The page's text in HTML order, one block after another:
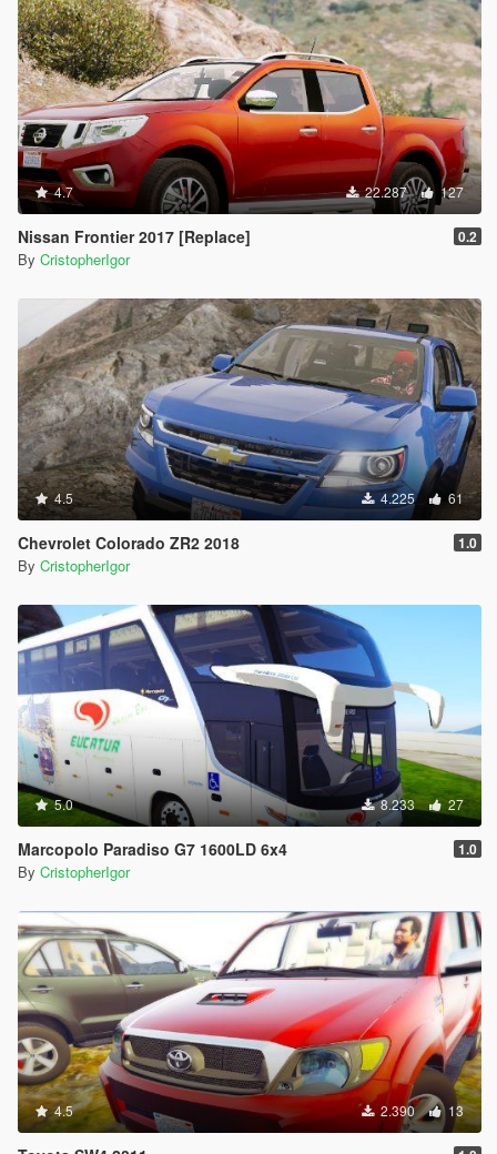
4.7 22.287 127
Nissan Frontier 2017 [Replace] 0.2
By CristopherIgor
4.5 4.225 61
Chevrolet Colorado ZR2 2018 1.0
By CristopherIgor
5.0 8.233 27
Marcopolo Paradiso G7 1600LD 6x4 1.0
By CristopherIgor
4.5 2.390 13